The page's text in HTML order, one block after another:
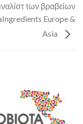
των βραβείων
Europe &
Asia